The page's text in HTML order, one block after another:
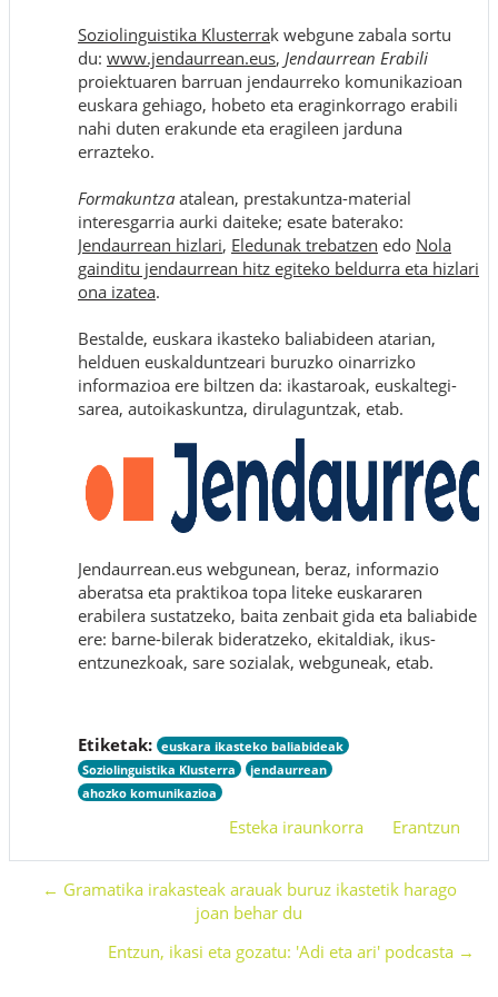
Soziolinguistika Klusterrak webgune zabala sortu
du: www.jendaurrean.eus, Jendaurrean Erabili
proiektuaren barruan jendaurreko komunikazioan
euskara gehiago, hobeto eta eraginkorrago erabili
nahi duten erakunde eta eragileen jarduna
errazteko.
Formakuntza atalean, prestakuntza-material
interesgarria aurki daiteke; esate baterako:
Jendaurrean hizlari, Eledunak trebatzen edo Nola
gainditu jendaurrean hitz egiteko beldurra eta hizlari
ona izatea.
Bestalde, euskara ikasteko baliabideen atarian,
helduen euskalduntzeari buruzko oinarrizko
informazioa ere biltzen da: ikastaroak, euskaltegi-
sarea, autoikaskuntza, dirulaguntzak, etab.
Jendaurrean.eus webgunean, beraz, informazio
aberatsa eta praktikoa topa liteke euskararen
erabilera sustatzeko, baita zenbait gida eta baliabide
ere: barne-bilerak bideratzeko, ekitaldiak, ikus-
entzunezkoak, sare sozialak, webguneak, etab.
Etiketak: euskara ikasteko baliabideak
Soziolinguistika Klusterra
jendaurrean
ahozko komunikazioa
Esteka iraunkorra Erantzun
← Gramatika irakasteak arauak buruz ikastetik harago
joan behar du
Entzun, ikasi eta gozatu: 'Adi eta ari' podcasta →